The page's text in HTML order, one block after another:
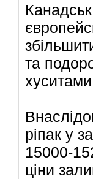
та
ріпак у
15000-
ціни